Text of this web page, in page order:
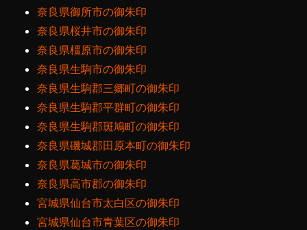
奈良県御所市の御朱印
奈良県桜井市の御朱印
奈良県橿原市の御朱印
奈良県生駒市の御朱印
奈良県生駒郡三郷町の御朱印
奈良県生駒郡平群町の御朱印
奈良県生駒郡斑鳩町の御朱印
奈良県磯城郡田原本町の御朱印
奈良県葛城市の御朱印
奈良県高市郡の御朱印
宮城県仙台市太白区の御朱印
宮城県仙台市青葉区の御朱印